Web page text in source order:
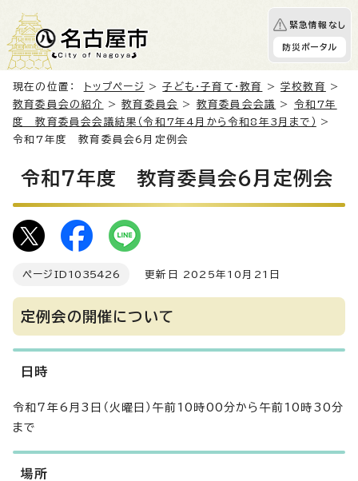
緊急情報なし
防災ポータル
現在の位置： トップページ >子ども・子育て・教育 >学校教育
>
教育委員会の紹介
>教育委員会 > 教育委員会会議 > 令和7年
度 教育委員会会議結果（令和7年4月から令和8年3月まで）
>
令和7年度 教育委員会6月定例会
令和7年度 教育委員会6月定例会
ページID 1035426 更新日 2025年10月21日
定例会の開催について
日時
令和7年6月3日（火曜日）午前10時00分から午前10時30分
まで
場所